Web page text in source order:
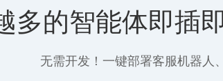
多的智能体即插
无需开发！一键部署客服机器人